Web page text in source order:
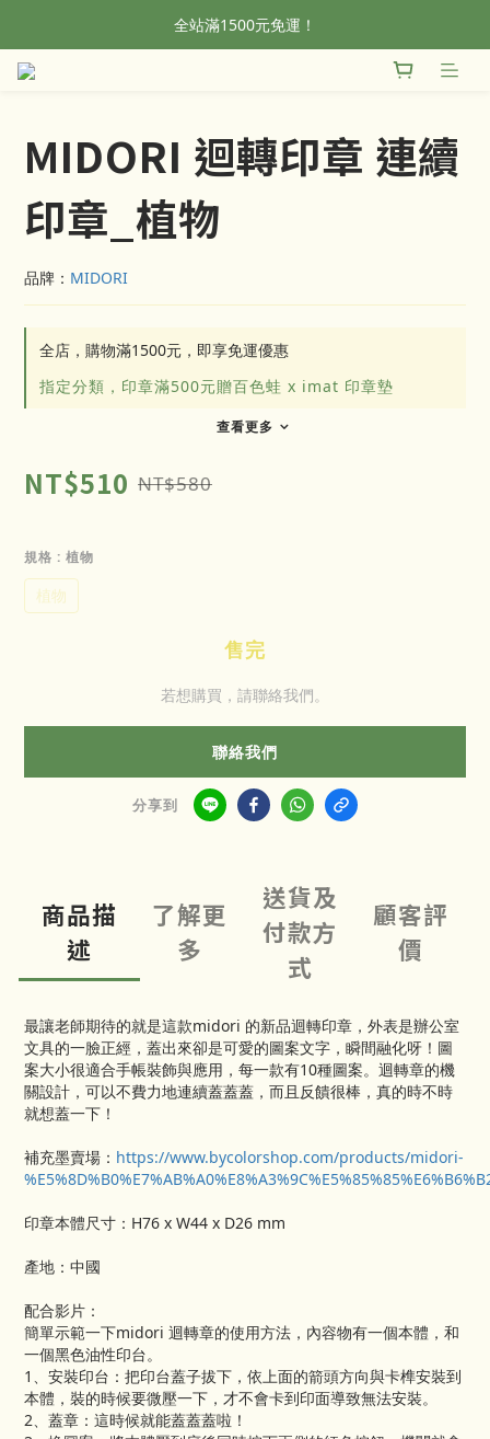
全站滿1500元免運！
全站滿1500元免運！
加入會員，首單輸入折扣碼NEWFROG，滿800現折50
MIDORI 迴轉印章 連續
印章_植物
品牌： MIDORI
全店，購物滿1500元，即享免運優惠
指定分類，印章滿500元贈百色蛙 x imat 印章墊
查看更多
NT$510 NT$580
規格 : 植物
植物
售完
若想購買，請聯絡我們。
聯絡我們
分享到
商品描
述
了解更
多
送貨及
付款方
式
顧客評
價
最讓老師期待的就是這款midori 的新品迴轉印章，外表是辦公室
文具的一臉正經，蓋出來卻是可愛的圖案文字，瞬間融化呀！圖
案大小很適合手帳裝飾與應用，每一款有10種圖案。迴轉章的機
關設計，可以不費力地連續蓋蓋蓋，而且反饋很棒，真的時不時
就想蓋一下！
補充墨賣場： https://www.bycolorshop.com/products/midori-
印章本體尺寸：H76 x W44 x D26 mm
產地：中國
配合影片：
簡單示範一下midori 迴轉章的使用方法，內容物有一個本體，和
一個黑色油性印台。
1、安裝印台：把印台蓋子拔下，依上面的箭頭方向與卡榫安裝到
本體，裝的時候要微壓一下，才不會卡到印面導致無法安裝。
2、蓋章：這時候就能蓋蓋蓋啦！